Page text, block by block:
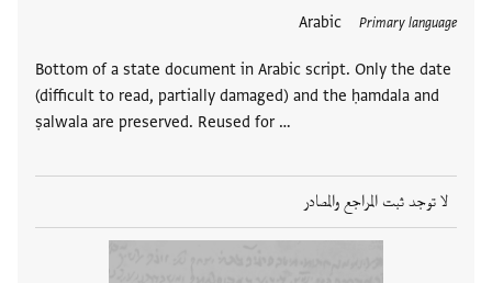
Primary language
Arabic
Bottom of a state document in Arabic script. Only the date
(difficult to read, partially damaged) and the ḥamdala and
ṣalwala are preserved. Reused for …
لا توجد ثبت المراجع والمصادر